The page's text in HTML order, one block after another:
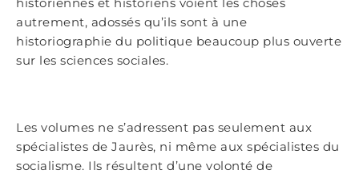
autrement, adossés qu’ils sont à une
historiographie du politique beaucoup plus ouverte
sur les sciences sociales.
Les volumes ne s’adressent pas seulement aux
spécialistes de Jaurès, ni même aux spécialistes du
socialisme. Ils résultent d’une volonté de